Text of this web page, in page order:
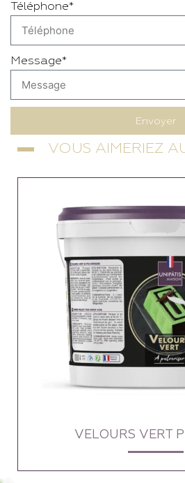
Téléphone*
Message*
Envoyer
VOUS AIMERIEZ
VELOURS VERT